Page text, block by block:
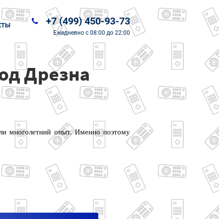
+7 (499) 450-93-73
Ежедневно с 08:00 до 22:00
Дрезна
многолетний опыт. Именно поэтому